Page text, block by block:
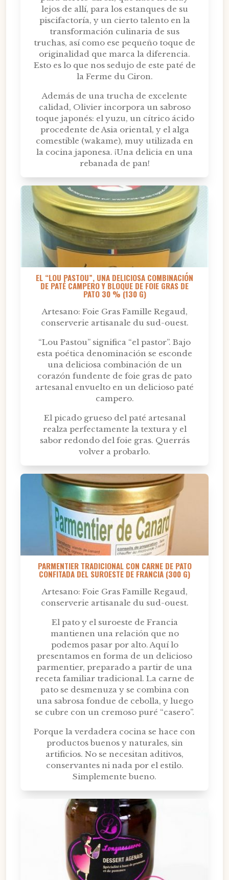
lejos de allí, para los estanques de su
piscifactoría, y un cierto talento en la
transformación culinaria de sus
truchas, así como ese pequeño toque de
originalidad que marca la diferencia.
Esto es lo que nos sedujo de este paté de
la Ferme du Ciron.
Además de una trucha de excelente
calidad, Olivier incorpora un sabroso
toque japonés: el yuzu, un cítrico ácido
procedente de Asia oriental, y el alga
comestible (wakame), muy utilizada en
la cocina japonesa. ¡Una delicia en una
rebanada de pan!
EL “LOU PASTOU”, UNA DELICIOSA COMBINACIÓN
DE PATÉ CAMPERO Y BLOQUE DE FOIE GRAS DE
PATO 30 % (130 G)
Artesano: Foie Gras Famille Regaud,
conserverie artisanale du sud-ouest.
“Lou Pastou” significa “el pastor”. Bajo
esta poética denominación se esconde
una deliciosa combinación de un
corazón fundente de foie gras de pato
artesanal envuelto en un delicioso paté
campero.
El picado grueso del paté artesanal
realza perfectamente la textura y el
sabor redondo del foie gras. Querrás
volver a probarlo.
PARMENTIER TRADICIONAL CON CARNE DE PATO
CONFITADA DEL SUROESTE DE FRANCIA (300 G)
Artesano: Foie Gras Famille Regaud,
conserverie artisanale du sud-ouest.
El pato y el suroeste de Francia
mantienen una relación que no
podemos pasar por alto. Aquí lo
presentamos en forma de un delicioso
parmentier, preparado a partir de una
receta familiar tradicional. La carne de
pato se desmenuza y se combina con
una sabrosa fondue de cebolla, y luego
se cubre con un cremoso puré “casero”.
Porque la verdadera cocina se hace con
productos buenos y naturales, sin
artificios. No se necesitan aditivos,
conservantes ni nada por el estilo.
Simplemente bueno.